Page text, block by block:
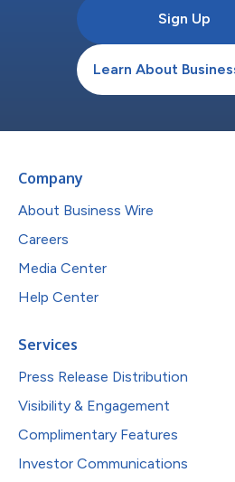
Sign Up
Learn About
Company
About Business Wire
Careers
Media Center
Help Center
Services
Press Release Distribution
Visibility & Engagement
Complimentary Features
Investor Communications